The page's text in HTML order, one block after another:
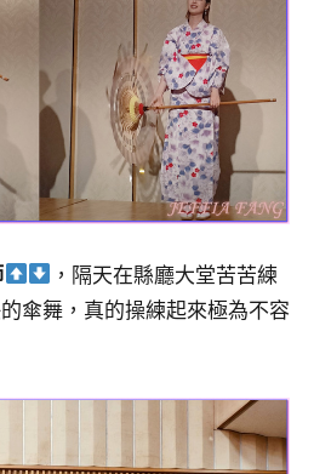
，隔天在縣廳大堂苦苦練
傘舞，真的操練起來極為不容